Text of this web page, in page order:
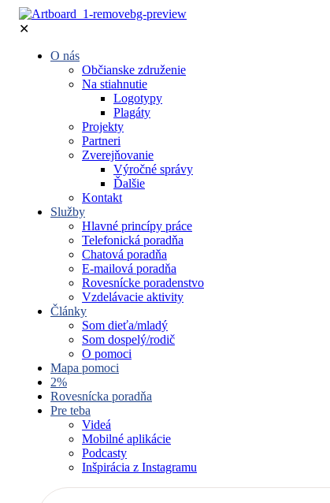
✕
O nás
Občianske združenie
Na stiahnutie
Logotypy
Plagáty
Projekty
Partneri
Zverejňovanie
Výročné správy
Ďalšie
Kontakt
Služby
Hlavné princípy práce
Telefonická poradňa
Chatová poradňa
E-mailová poradňa
Rovesnícke poradenstvo
Vzdelávacie aktivity
Články
Som dieťa/mladý
Som dospelý/rodič
O pomoci
Mapa pomoci
2%
Rovesnícka poradňa
Pre teba
Videá
Mobilné aplikácie
Podcasty
Inšpirácia z Instagramu